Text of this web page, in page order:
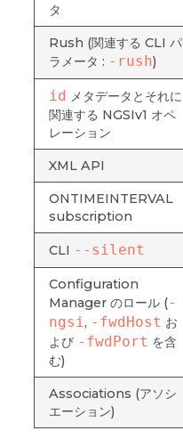
タ
Rush (関連する CLI パ
ラメータ : -rush)
id メタデータとそれに
関連する NGSIv1 オペ
レーション
XML API
ONTIMEINTERVAL
subscription
CLI --silent
Configuration
Manager のロール (-
ngsi, -fwdHost お
よび -fwdPort を含
む)
Associations (アソシ
エーション)